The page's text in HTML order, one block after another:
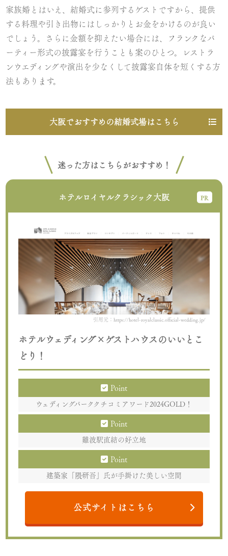
家族婚とはいえ、結婚式に参列するゲストですから、提供
する料理や引き出物にはしっかりとお金をかけるのが良い
でしょう。さらに金額を抑えたい場合には、フランクなパ
ーティー形式の披露宴を行うことも案のひとつ。レストラ
ンウエディングや演出を少なくして披露宴自体を短くする方
法もあります。
大阪でおすすめの結婚式場はこちら
迷った方はこちらがおすすめ！
ホテルロイヤルクラシック大阪
引用元：https://hotel-royalclassic.official-wedding.jp/
ホテルウェディング×ゲストハウスのいいとこ
どり！
Point
ウェディングパーククチコミアワード2024GOLD！
Point
難波駅直結の好立地
Point
建築家「隈研吾」氏が手掛けた美しい空間
公式サイトはこちら